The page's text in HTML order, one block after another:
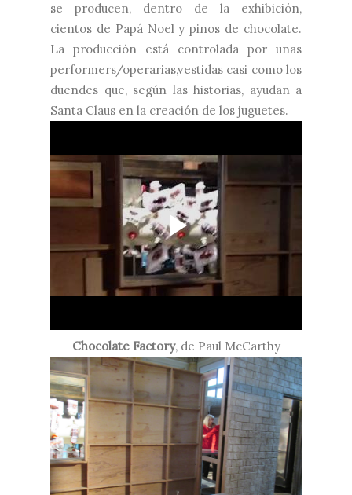
se producen, dentro de la exhibición,
cientos de Papá Noel y pinos de chocolate.
La producción está controlada por unas
performers/operarias,vestidas casi como los
duendes que, según las historias, ayudan a
Santa Claus en la creación de los juguetes.
Chocolate Factory, de Paul McCarthy